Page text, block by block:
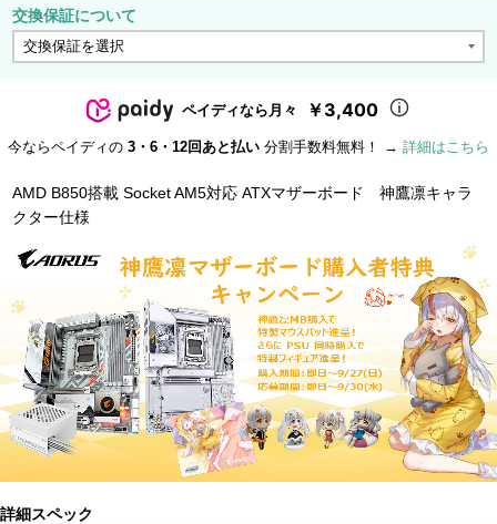
交換保証について
ペイディなら月々 ￥3,400
今ならペイディの 3・6・12回あと払い 分割手数料無料！ → 詳細はこちら
AMD B850搭載 Socket AM5対応 ATXマザーボード 神鷹凛キャラ
クター仕様
詳細スペック